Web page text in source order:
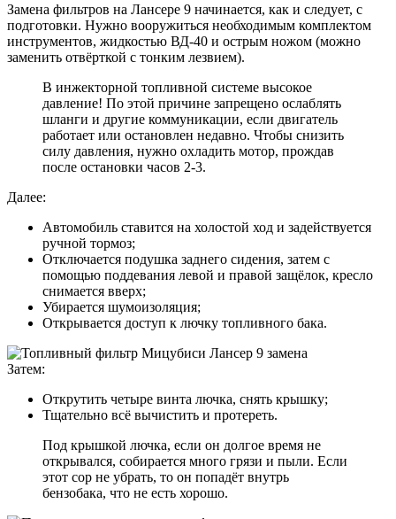
Замена фильтров на Лансере 9 начинается, как и следует, с
подготовки. Нужно вооружиться необходимым комплектом
инструментов, жидкостью ВД-40 и острым ножом (можно
заменить отвёрткой с тонким лезвием).
В инжекторной топливной системе высокое
давление! По этой причине запрещено ослаблять
шланги и другие коммуникации, если двигатель
работает или остановлен недавно. Чтобы снизить
силу давления, нужно охладить мотор, прождав
после остановки часов 2-3.
Далее:
Автомобиль ставится на холостой ход и задействуется
ручной тормоз;
Отключается подушка заднего сидения, затем с
помощью поддевания левой и правой защёлок, кресло
снимается вверх;
Убирается шумоизоляция;
Открывается доступ к лючку топливного бака.
Затем:
Открутить четыре винта лючка, снять крышку;
Тщательно всё вычистить и протереть.
Под крышкой лючка, если он долгое время не
открывался, собирается много грязи и пыли. Если
этот сор не убрать, то он попадёт внутрь
бензобака, что не есть хорошо.